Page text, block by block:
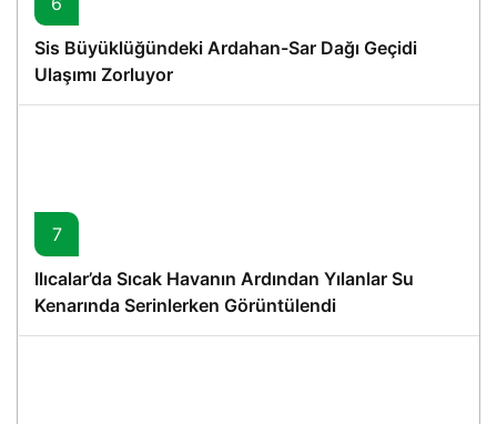
Sis Büyüklüğündeki Ardahan-Sar Dağı Geçidi
Ulaşımı Zorluyor
7
Ilıcalar’da Sıcak Havanın Ardından Yılanlar Su
Kenarında Serinlerken Görüntülendi